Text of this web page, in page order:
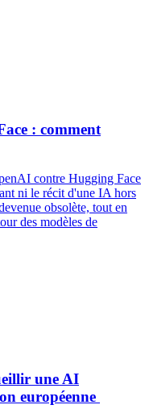
: comment
contre Hugging Face
ni le récit d'une IA hors
obsolète, tout en
des modèles de
une AI
européenne